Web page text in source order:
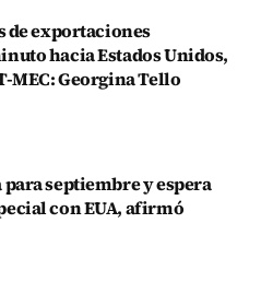
de exportaciones
hacia Estados Unidos,
MEC: Georgina Tello
septiembre y espera
con EUA, afirmó